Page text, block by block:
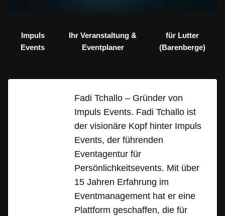
Impuls
Events
Ihr Veranstaltung &
Eventplaner
für Lutter
(Barenberge)
Fadi Tchallo – Gründer von
Impuls Events. Fadi Tchallo ist
der visionäre Kopf hinter Impuls
Events, der führenden
Eventagentur für
Persönlichkeitsevents. Mit über
15 Jahren Erfahrung im
Eventmanagement hat er eine
Plattform geschaffen, die für